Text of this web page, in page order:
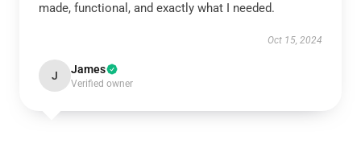
made, functional, and exactly what I needed.
Oct 15, 2024
J James
Verified owner